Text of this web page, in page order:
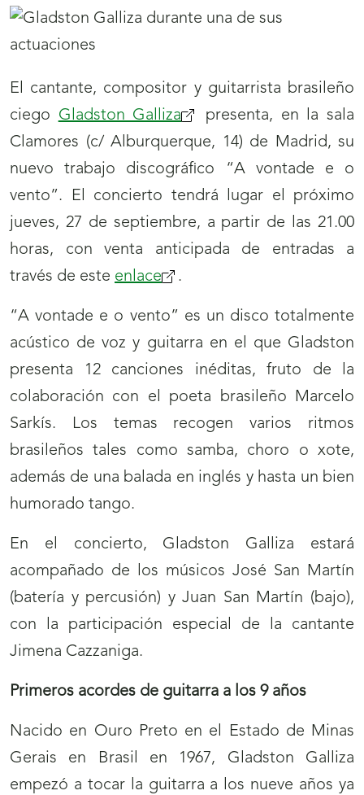
El cantante, compositor y guitarrista brasileño
ciego Gladston Galliza
presenta, en la sala
Clamores (c/ Alburquerque, 14) de Madrid, su
nuevo trabajo discográfico “A vontade e o
vento”. El concierto tendrá lugar el próximo
jueves, 27 de septiembre, a partir de las 21.00
horas, con venta anticipada de entradas a
través de este enlace .
“A vontade e o vento” es un disco totalmente
acústico de voz y guitarra en el que Gladston
presenta 12 canciones inéditas, fruto de la
colaboración con el poeta brasileño Marcelo
Sarkís. Los temas recogen varios ritmos
brasileños tales como samba, choro o xote,
además de una balada en inglés y hasta un bien
humorado tango.
En el concierto, Gladston Galliza estará
acompañado de los músicos José San Martín
(batería y percusión) y Juan San Martín (bajo),
con la participación especial de la cantante
Jimena Cazzaniga.
Primeros acordes de guitarra a los 9 años
Nacido en Ouro Preto en el Estado de Minas
Gerais en Brasil en 1967, Gladston Galliza
empezó a tocar la guitarra a los nueve años ya